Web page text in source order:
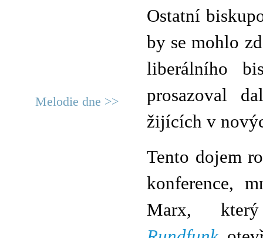
Melodie dne >>
Ostatní
by se mohlo
liberálního
prosazoval
žijících v
Tento dojem
konference,
Marx,